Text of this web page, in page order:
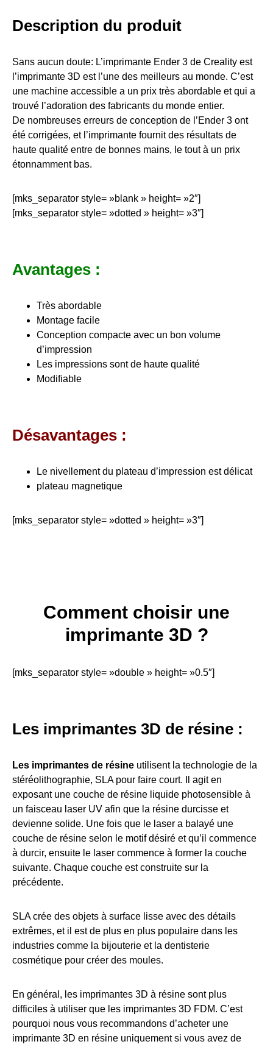
Description du produit
Sans aucun doute: L’imprimante Ender 3 de Creality est
l’imprimante 3D est l’une des meilleurs au monde. C’est
une machine accessible a un prix très abordable et qui a
trouvé l’adoration des fabricants du monde entier.
De nombreuses erreurs de conception de l’Ender 3 ont
été corrigées, et l’imprimante fournit des résultats de
haute qualité entre de bonnes mains, le tout à un prix
étonnamment bas.
[mks_separator style= »blank » height= »2″]
[mks_separator style= »dotted » height= »3″]
Avantages :
Très abordable
Montage facile
Conception compacte avec un bon volume
d’impression
Les impressions sont de haute qualité
Modifiable
Désavantages :
Le nivellement du plateau d’impression est délicat
plateau magnetique
[mks_separator style= »dotted » height= »3″]
Comment choisir une
imprimante 3D ?
[mks_separator style= »double » height= »0.5″]
Les imprimantes 3D de résine :
Les imprimantes de résine utilisent la technologie de la
stéréolithographie, SLA pour faire court. Il agit en
exposant une couche de résine liquide photosensible à
un faisceau laser UV afin que la résine durcisse et
devienne solide. Une fois que le laser a balayé une
couche de résine selon le motif désiré et qu’il commence
à durcir, ensuite le laser commence à former la couche
suivante. Chaque couche est construite sur la
précédente.
SLA crée des objets à surface lisse avec des détails
extrêmes, et il est de plus en plus populaire dans les
industries comme la bijouterie et la dentisterie
cosmétique pour créer des moules.
En général, les imprimantes 3D à résine sont plus
difficiles à utiliser que les imprimantes 3D FDM. C’est
pourquoi nous vous recommandons d’acheter une
imprimante 3D en résine uniquement si vous avez de